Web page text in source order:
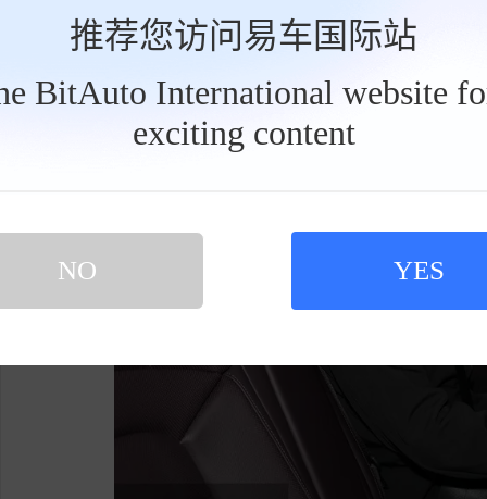
推荐您访问易车国际站
BitAuto International website
exciting content
NO YES
Taycan匹配自动(AT)变速箱，电动机总功
力表现不错。